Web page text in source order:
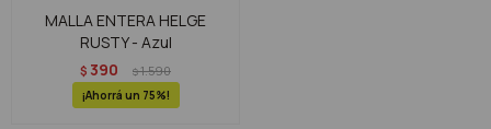
MALLA ENTERA HELGE
RUSTY - Azul
$ 390 $1.590
75